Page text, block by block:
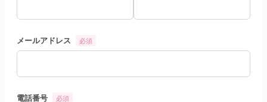
メールアドレス 必須
電話番号 必須